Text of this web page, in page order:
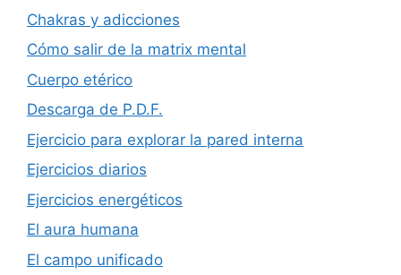
Chakras y adicciones
Cómo salir de la matrix mental
Cuerpo etérico
Descarga de P.D.F.
Ejercicio para explorar la pared interna
Ejercicios diarios
Ejercicios energéticos
El aura humana
El campo unificado